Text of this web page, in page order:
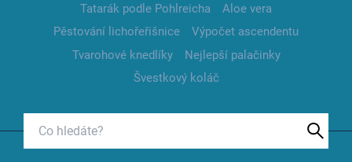
Tatarák podle Pohlreicha
Aloe vera
Pěstování lichořeřišnice
Výpočet ascendentu
Tvarohové knedlíky
Nejlepší palačinky
Švestkový koláč